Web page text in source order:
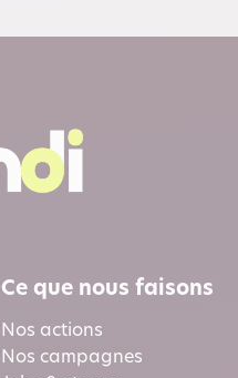
Ce que nous faisons
Nos actions
Nos campagnes